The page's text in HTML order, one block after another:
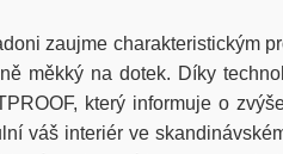
zaujme charakteristickým
měkký na dotek. Díky
který informuje o
váš interiér ve